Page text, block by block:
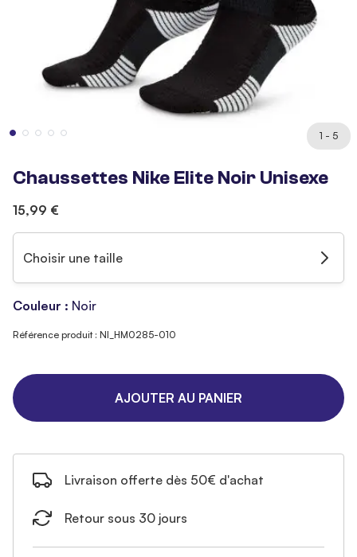
1 - 5
Chaussettes Nike Elite Noir Unisexe
15,99 €
Choisir une taille
Couleur : Noir
Référence produit : NI_HM0285-010
AJOUTER AU PANIER
Livraison offerte dès 50€ d'achat
Retour sous 30 jours